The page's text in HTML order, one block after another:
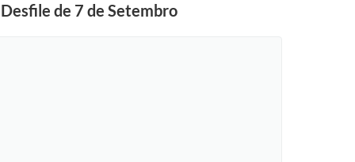
de 7 de Setembro